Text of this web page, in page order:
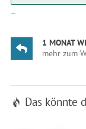
—
1 MONAT
mehr zum
Das könnte